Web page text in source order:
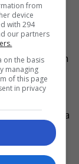
ini. Saya
sebegitu.
ada juga
kelainan dan
filem
seram ketika
yang
from
device
with 294
our partners
on the basis
managing
of this page
in privacy